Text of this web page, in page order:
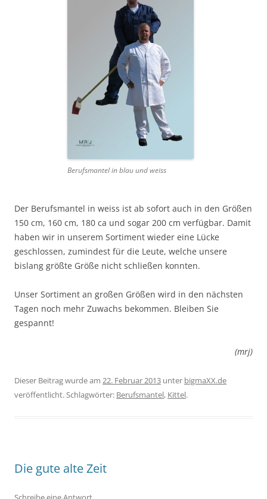
Berufsmantel in blau und weiss
Der Berufsmantel in weiss ist ab sofort auch in den Größen
150 cm, 160 cm, 180 ca und sogar 200 cm verfügbar. Damit
haben wir in unserem Sortiment wieder eine Lücke
geschlossen, zumindest für die Leute, welche unsere
bislang größte Größe nicht schließen konnten.
Unser Sortiment an großen Größen wird in den nächsten
Tagen noch mehr Zuwachs bekommen. Bleiben Sie
gespannt!
(mrj)
Dieser Beitrag wurde am 22. Februar 2013 unter bigmaXX.de
veröffentlicht. Schlagwörter: Berufsmantel, Kittel.
Die gute alte Zeit